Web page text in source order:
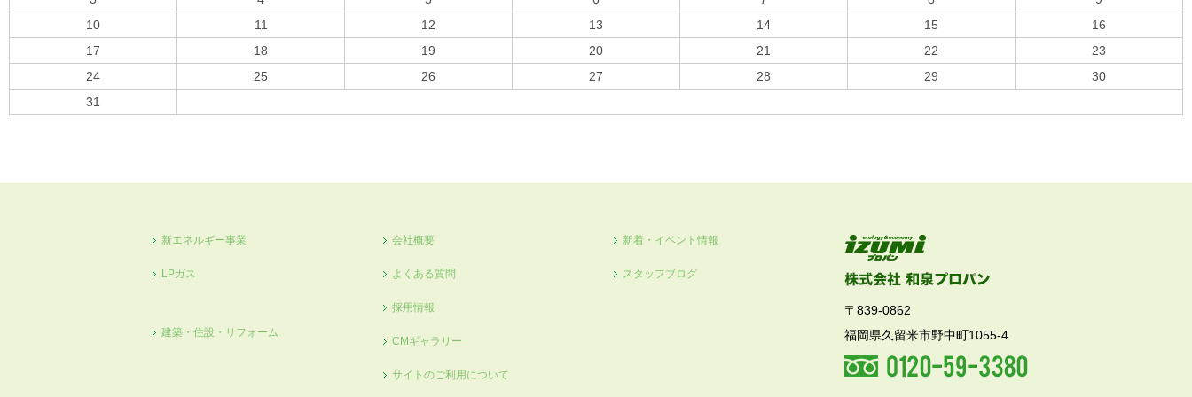
10
11 12 13 14 15
16
17
18 19 20 21 22
23
24
25 26 27 28 29
30
31
新エネルギー事業
LPガス
建築・住設・リフォーム
会社概要
よくある質問
採用情報
CMギャラリー
サイトのご利用について
新着・イベント情報
スタッフブログ
〒839-0862
福岡県久留米市野中町1055-4